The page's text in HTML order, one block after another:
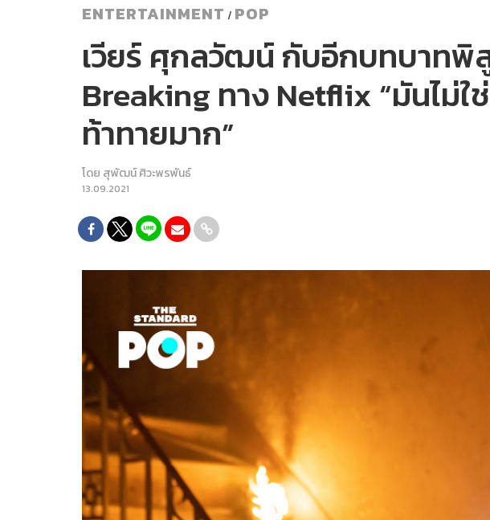
ENTERTAINMENT / POP
เวียร์ ศุกลวัฒน์ กับอีกบทบาทพิ
Breaking ทาง Netflix “มันไม่
ท้าทายมาก”
โดย สุพัฒน์ ศิวะพรพันธ์
13.09.2021